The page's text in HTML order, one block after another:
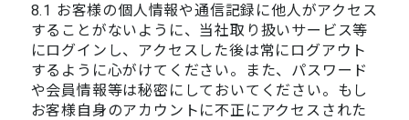
8.1 お客様の個人情報や通信記録に他人がアクセス
することがないように、当社取り扱いサービス等
にログインし、アクセスした後は常にログアウト
するように心がけてください。また、パスワード
や会員情報等は秘密にしておいてください。もし
お客様自身のアカウントに不正にアクセスされた